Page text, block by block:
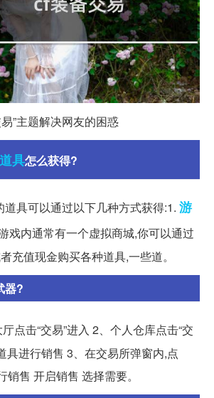
”主题解决网友的困惑
道具怎么获得?
具可以通过以下几种方式获得:1. 游
戏内通常有一个虚拟商城,你可以通过
充值现金购买各种道具,一些道。
器?
点击“交易”进入 2、个人仓库点击“交
具进行销售 3、在交易所弹窗内,点
销售 开启销售 选择需要。